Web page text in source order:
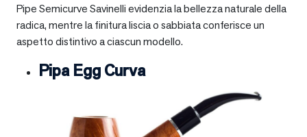
Pipe Semicurve Savinelli evidenzia la bellezza naturale della
radica, mentre la finitura liscia o sabbiata conferisce un
aspetto distintivo a ciascun modello.
Pipa Egg Curva